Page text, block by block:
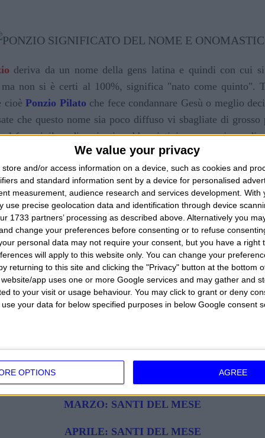
We value your privacy
store and/or access information on a device, such as cookies and
and standard information sent by a device for personalised
measurement, audience research and services development. With
use precise geolocation data and identification through device
1733 partners’ processing as described above. Alternatively you
change your preferences before consenting or to refuse
personal data may not require your consent, but you have a right
will apply to this website only. You can change your
returning to this site and clicking the "Privacy" button at the bottom
app uses one or more Google services and may gather and
to your visit or usage behaviour. You may click to grant or deny
your data for below specified purposes in below Google consent
OPTIONS AGREE
deriva da un nome della gens latina e quindi con cui
ma non si è certi al 100%, significa "nato come quinto".
cioèPonzio Pilato che fece condannare Gesù o meglio
che questo nome sia poco diffuso vi sbagliate di
al femminile e di varianti e abbreviativi, non possiamo
poter onorare il santo relativo e se in effetti c'è un
8 Marzo, in ricordo appunto di San Ponzio, diacono e
qualcuno insomma che si chiama con questo
a specificare alcuni lati caratteriali di coloro che
ogni nome i suoi pregi e difetti, le sue peculiarità. Chi si
di teatro, di opere letterarie, commedie. Probabilmente
e quindi eccellente nel campo delle arti. Spesso si fa
scelto da lei.
GENNAIO: SANTI DEL MESE
MARZO: SANTI DEL MESE
APRILE: SANTI DEL MESE